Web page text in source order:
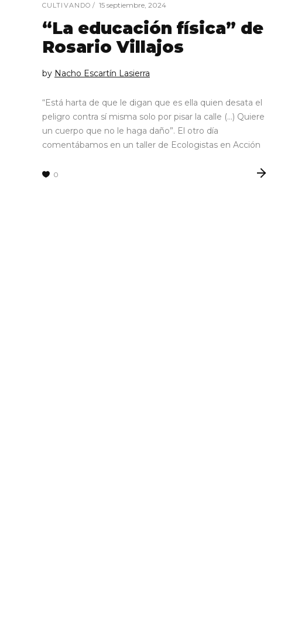
CULTIVANDO 15 septiembre, 2024
“La educación física” de
Rosario Villajos
by Nacho Escartín Lasierra
“Está harta de que le digan que es ella quien desata el
peligro contra sí misma solo por pisar la calle (…) Quiere
un cuerpo que no le haga daño”. El otro día
comentábamos en un taller de Ecologistas en Acción
0